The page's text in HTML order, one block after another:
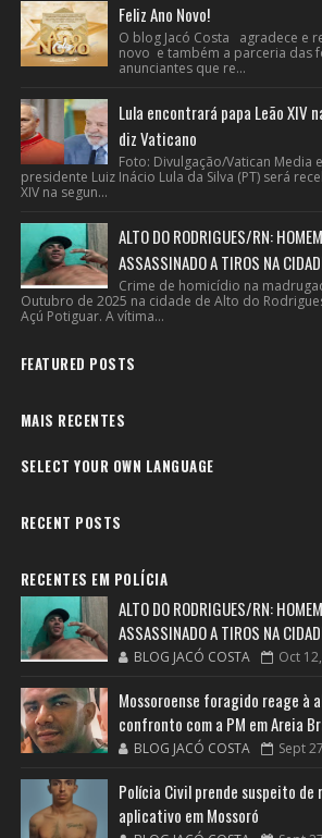
Feliz Ano Novo!
O blog Jacó Costa agradece e
novo e também a parceria das
anunciantes que re...
Lula encontrará papa Leão XIV
diz Vaticano
Foto: Divulgação/Vatican Media
presidente Luiz Inácio Lula da Silva (PT) será
XIV na segun...
ALTO DO RODRIGUES/RN:
ASSASSINADO A TIROS NA
Crime de homicídio na
Outubro de 2025 na cidade de Alto do
Açú Potiguar. A vítima...
FEATURED POSTS
MAIS RECENTES
SELECT YOUR OWN LANGUAGE
RECENT POSTS
RECENTES EM POLÍCIA
ALTO DO RODRIGUES/RN:
ASSASSINADO A TIROS NA
BLOG JACÓ COSTA Oct
Mossoroense foragido reage à
confronto com a PM em Areia
BLOG JACÓ COSTA Sept
Polícia Civil prende suspeito de
aplicativo em Mossoró